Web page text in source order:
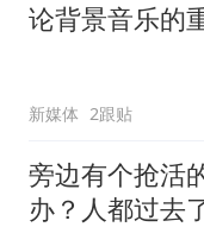
论背景音乐的
新媒体 2跟贴
旁边有个抢活
办？人都过去